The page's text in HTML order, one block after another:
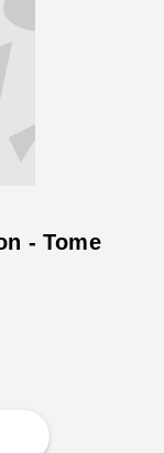
- Tome